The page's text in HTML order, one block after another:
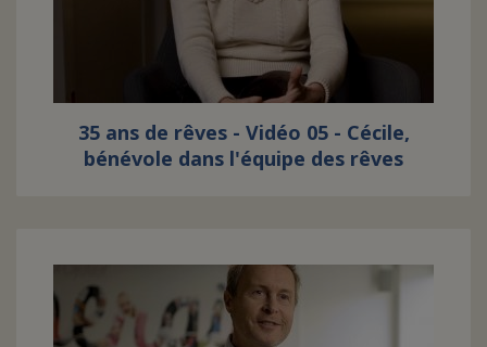
35 ans de rêves - Vidéo 05 - Cécile,
bénévole dans l'équipe des rêves